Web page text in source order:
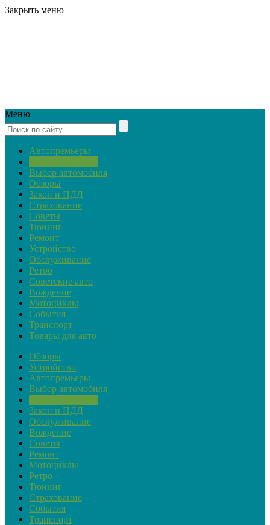
Закрыть меню
Меню
Автопремьеры
Выбор автомобиля
Обзоры
Закон и ПДД
Страхование
Советы
Тюнинг
Ремонт
Устройство
Обслуживание
Ретро
Советские авто
Вождение
Мотоциклы
События
Транспорт
Товары для авто
Обзоры
Устройство
Автопремьеры
Выбор автомобиля
Закон и ПДД
Обслуживание
Вождение
Советы
Ремонт
Мотоциклы
Ретро
Тюнинг
Страхование
События
Транспорт